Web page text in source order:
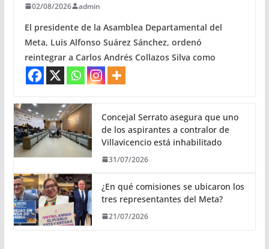
02/08/2026 admin
El presidente de la Asamblea Departamental del
Meta, Luis Alfonso Suárez Sánchez, ordenó
reintegrar a Carlos Andrés Collazos Silva como
Concejal Serrato asegura que uno
de los aspirantes a contralor de
Villavicencio está inhabilitado
31/07/2026
¿En qué comisiones se ubicaron los
tres representantes del Meta?
21/07/2026